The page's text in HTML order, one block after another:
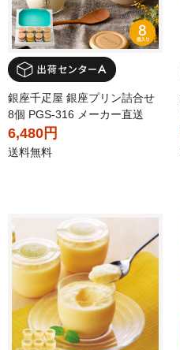
銀座千疋屋 銀座プリン詰合せ
8個 PGS-316 メーカー直送
6,480円
送料無料